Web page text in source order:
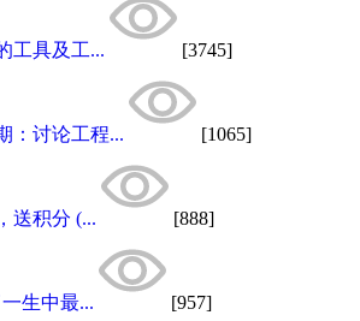
工具及工... [3745]
：讨论工程... [1065]
送积分 (... [888]
生中最... [957]